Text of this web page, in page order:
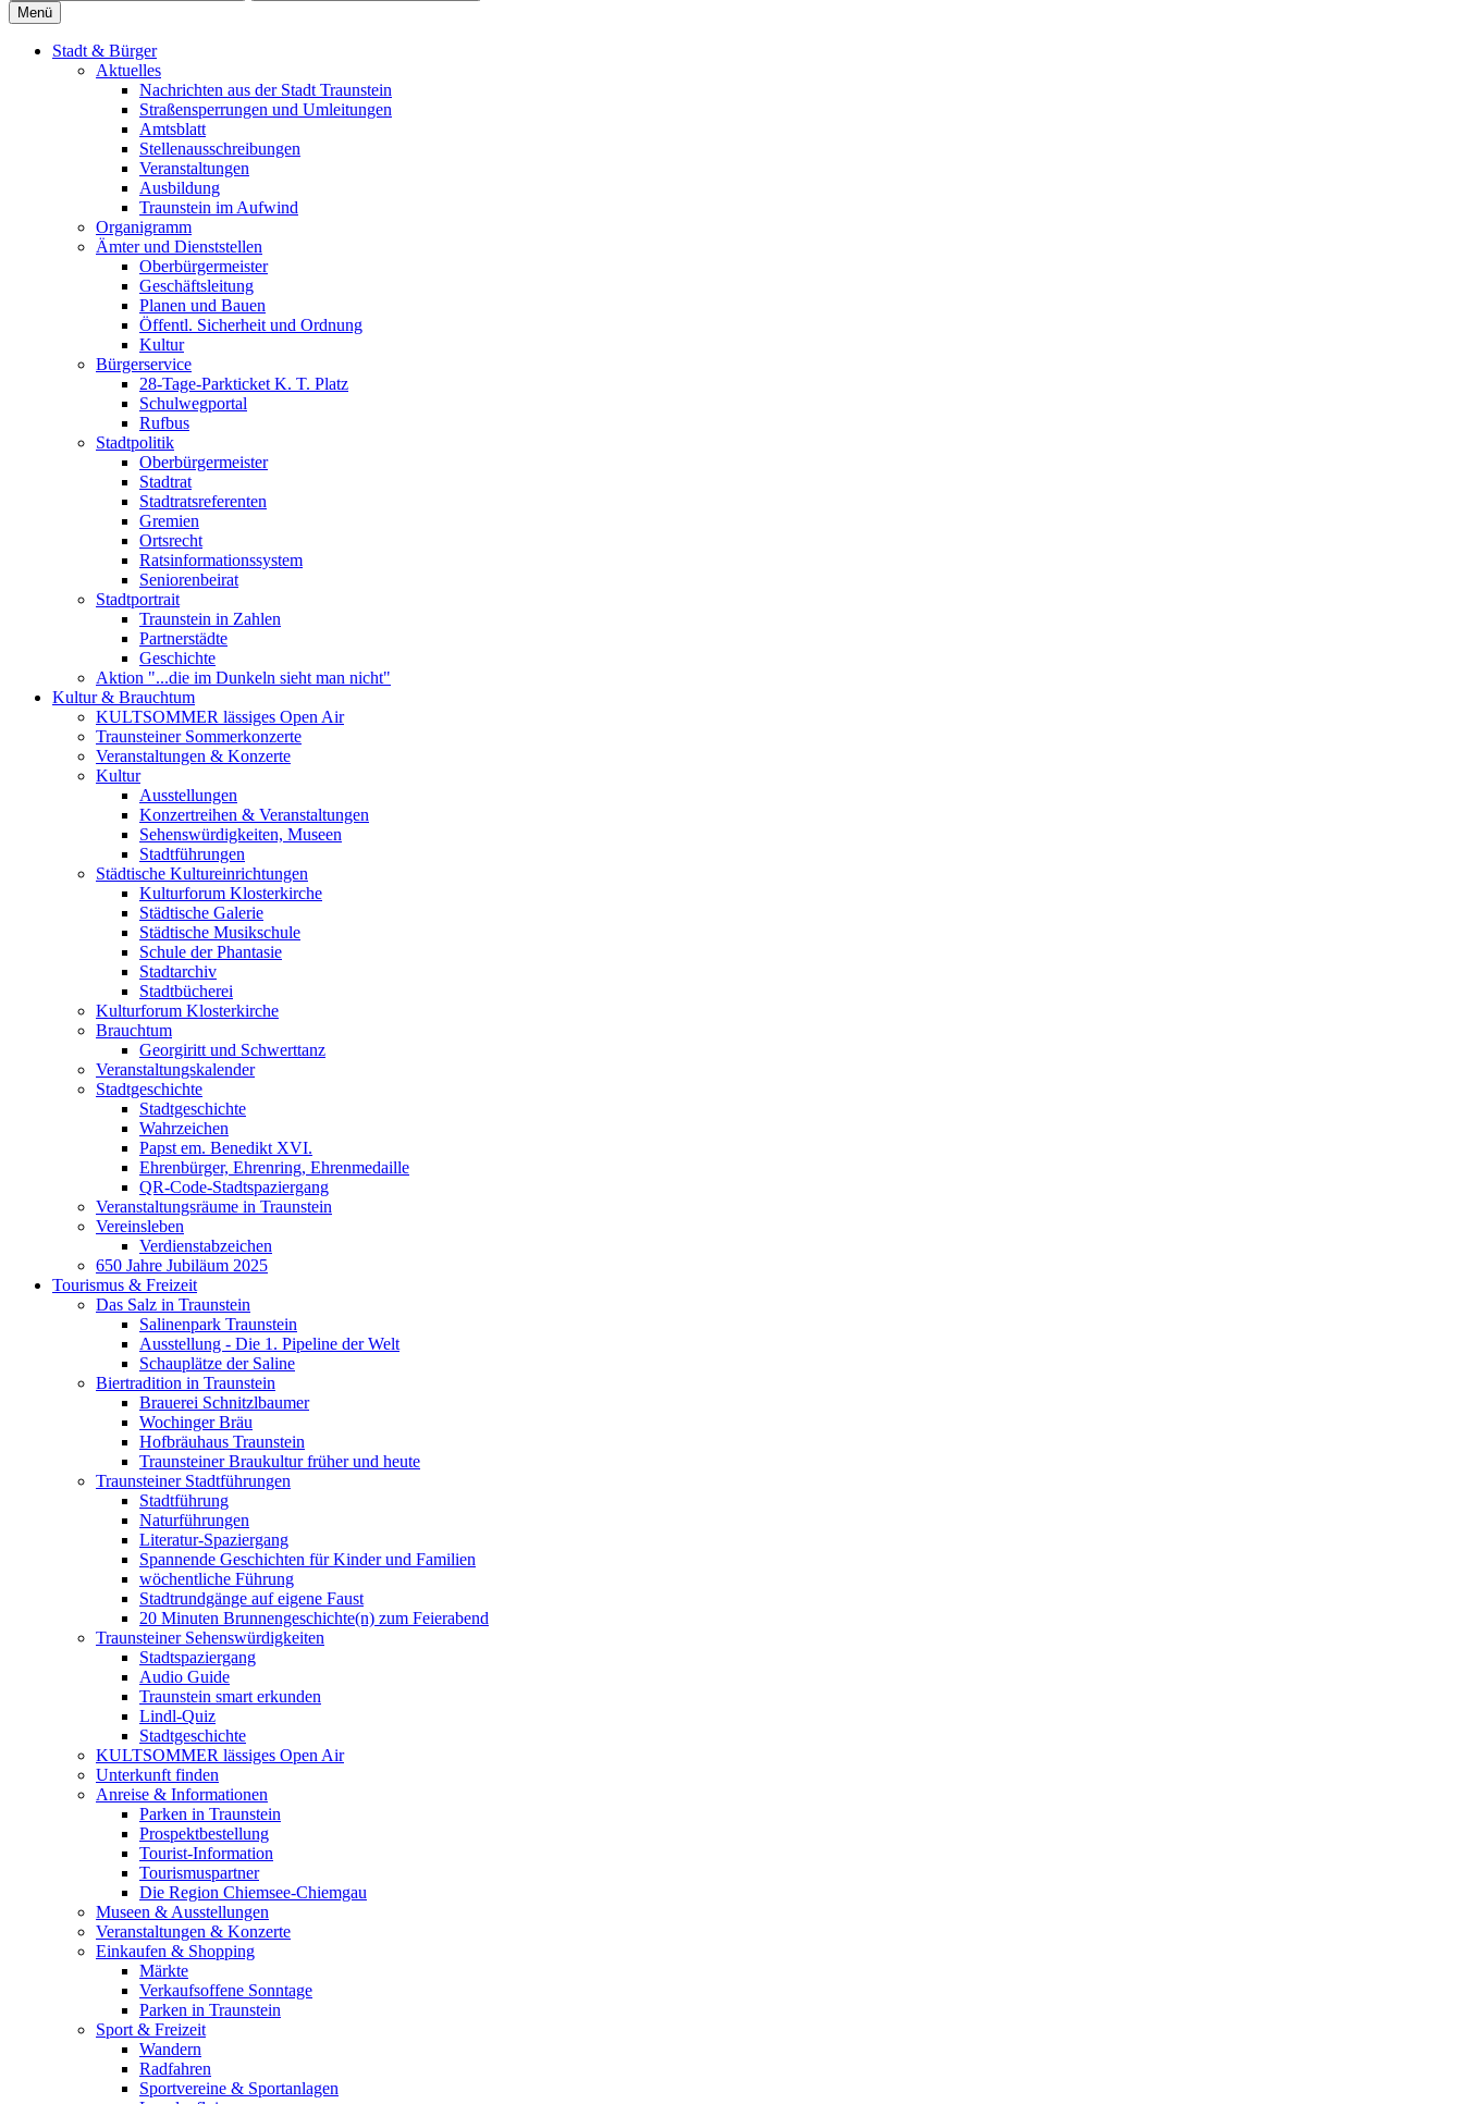
Menü
Stadt & Bürger
Aktuelles
Nachrichten aus der Stadt Traunstein
Straßensperrungen und Umleitungen
Amtsblatt
Stellenausschreibungen
Veranstaltungen
Ausbildung
Traunstein im Aufwind
Organigramm
Ämter und Dienststellen
Oberbürgermeister
Geschäftsleitung
Planen und Bauen
Öffentl. Sicherheit und Ordnung
Kultur
Bürgerservice
28-Tage-Parkticket K. T. Platz
Schulwegportal
Rufbus
Stadtpolitik
Oberbürgermeister
Stadtrat
Stadtratsreferenten
Gremien
Ortsrecht
Ratsinformationssystem
Seniorenbeirat
Stadtportrait
Traunstein in Zahlen
Partnerstädte
Geschichte
Aktion "...die im Dunkeln sieht man nicht"
Kultur & Brauchtum
KULTSOMMER lässiges Open Air
Traunsteiner Sommerkonzerte
Veranstaltungen & Konzerte
Kultur
Ausstellungen
Konzertreihen & Veranstaltungen
Sehenswürdigkeiten, Museen
Stadtführungen
Städtische Kultureinrichtungen
Kulturforum Klosterkirche
Städtische Galerie
Städtische Musikschule
Schule der Phantasie
Stadtarchiv
Stadtbücherei
Kulturforum Klosterkirche
Brauchtum
Georgiritt und Schwerttanz
Veranstaltungskalender
Stadtgeschichte
Stadtgeschichte
Wahrzeichen
Papst em. Benedikt XVI.
Ehrenbürger, Ehrenring, Ehrenmedaille
QR-Code-Stadtspaziergang
Veranstaltungsräume in Traunstein
Vereinsleben
Verdienstabzeichen
650 Jahre Jubiläum 2025
Tourismus & Freizeit
Das Salz in Traunstein
Salinenpark Traunstein
Ausstellung - Die 1. Pipeline der Welt
Schauplätze der Saline
Biertradition in Traunstein
Brauerei Schnitzlbaumer
Wochinger Bräu
Hofbräuhaus Traunstein
Traunsteiner Braukultur früher und heute
Traunsteiner Stadtführungen
Stadtführung
Naturführungen
Literatur-Spaziergang
Spannende Geschichten für Kinder und Familien
wöchentliche Führung
Stadtrundgänge auf eigene Faust
20 Minuten Brunnengeschichte(n) zum Feierabend
Traunsteiner Sehenswürdigkeiten
Stadtspaziergang
Audio Guide
Traunstein smart erkunden
Lindl-Quiz
Stadtgeschichte
KULTSOMMER lässiges Open Air
Unterkunft finden
Anreise & Informationen
Parken in Traunstein
Prospektbestellung
Tourist-Information
Tourismuspartner
Die Region Chiemsee-Chiemgau
Museen & Ausstellungen
Veranstaltungen & Konzerte
Einkaufen & Shopping
Märkte
Verkaufsoffene Sonntage
Parken in Traunstein
Sport & Freizeit
Wandern
Radfahren
Sportvereine & Sportanlagen